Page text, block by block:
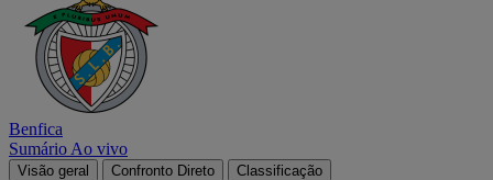
Benfica
Sumário Ao vivo
Visão geral Confronto Direto Classificação